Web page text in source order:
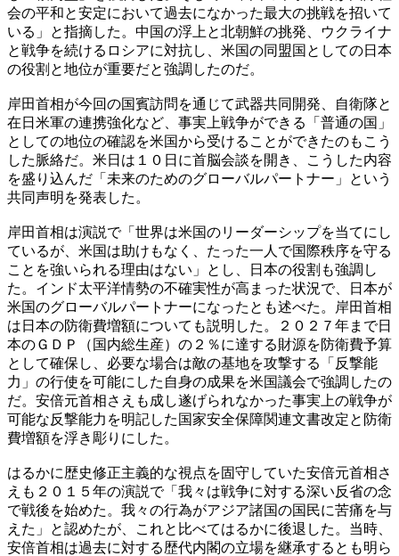
会の平和と安定において過去になかった最大の挑戦を招いて
いる」と指摘した。中国の浮上と北朝鮮の挑発、ウクライナ
と戦争を続けるロシアに対抗し、米国の同盟国としての日本
の役割と地位が重要だと強調したのだ。
岸田首相が今回の国賓訪問を通じて武器共同開発、自衛隊と
在日米軍の連携強化など、事実上戦争ができる「普通の国」
としての地位の確認を米国から受けることができたのもこう
した脈絡だ。米日は１０日に首脳会談を開き、こうした内容
を盛り込んだ「未来のためのグローバルパートナー」という
共同声明を発表した。
岸田首相は演説で「世界は米国のリーダーシップを当てにし
ているが、米国は助けもなく、たった一人で国際秩序を守る
ことを強いられる理由はない」とし、日本の役割も強調し
た。インド太平洋情勢の不確実性が高まった状況で、日本が
米国のグローバルパートナーになったとも述べた。岸田首相
は日本の防衛費増額についても説明した。２０２７年まで日
本のＧＤＰ（国内総生産）の２％に達する財源を防衛費予算
として確保し、必要な場合は敵の基地を攻撃する「反撃能
力」の行使を可能にした自身の成果を米国議会で強調したの
だ。安倍元首相さえも成し遂げられなかった事実上の戦争が
可能な反撃能力を明記した国家安全保障関連文書改定と防衛
費増額を浮き彫りにした。
はるかに歴史修正主義的な視点を固守していた安倍元首相さ
えも２０１５年の演説で「我々は戦争に対する深い反省の念
で戦後を始めた。我々の行為がアジア諸国の国民に苦痛を与
えた」と認めたが、これと比べてはるかに後退した。当時、
安倍首相は過去に対する歴代内閣の立場を継承するとも明ら